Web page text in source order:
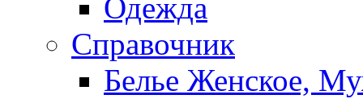
Одежда
Справочник
Белье Женское,